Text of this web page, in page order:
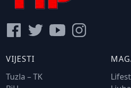
VIJESTI
Tuzla – TK